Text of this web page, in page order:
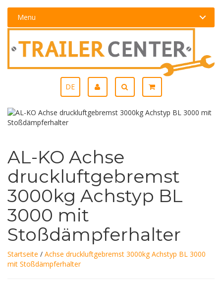
Menu
DE
AL-KO Achse
druckluftgebremst
3000kg Achstyp BL
3000 mit
Stoßdämpferhalter
Startseite / Achse druckluftgebremst 3000kg Achstyp BL 3000
mit Stoßdämpferhalter